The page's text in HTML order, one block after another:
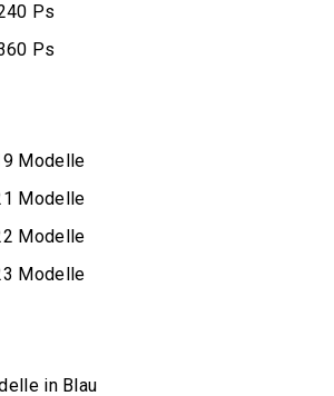
Ps
Ps
Modelle
Modelle
Modelle
Modelle
in Blau